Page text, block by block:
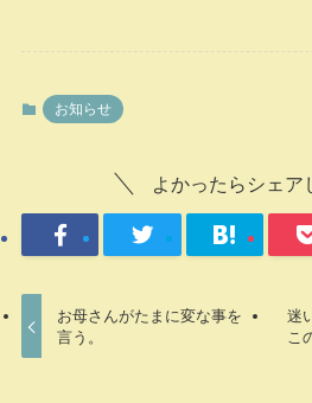
お知らせ
よかったらシェア
お母さんがたまに変な事を
言う。
迷
こ